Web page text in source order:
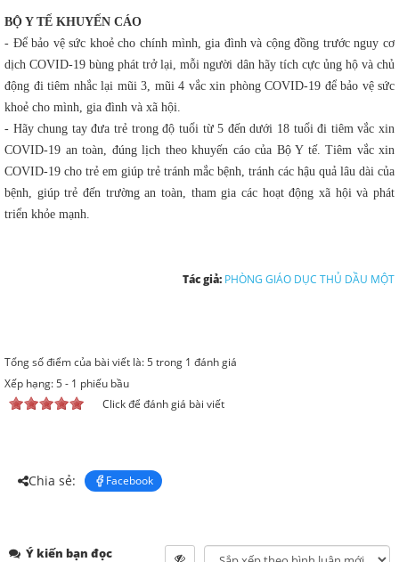
BỘ Y TẾ KHUYẾN CÁO
- Để bảo vệ sức khoẻ cho chính mình, gia đình và cộng đồng trước nguy cơ
dịch COVID-19 bùng phát trở lại, mỗi người dân hãy tích cực ủng hộ và chủ
động đi tiêm nhắc lại mũi 3, mũi 4 vắc xin phòng COVID-19 để bảo vệ sức
khoẻ cho mình, gia đình và xã hội.
- Hãy chung tay đưa trẻ trong độ tuổi từ 5 đến dưới 18 tuổi đi tiêm vắc xin
COVID-19 an toàn, đúng lịch theo khuyến cáo của Bộ Y tế. Tiêm vắc xin
COVID-19 cho trẻ em giúp trẻ tránh mắc bệnh, tránh các hậu quả lâu dài của
bệnh, giúp trẻ đến trường an toàn, tham gia các hoạt động xã hội và phát
triển khỏe mạnh.
Tác giả: PHÒNG GIÁO DỤC THỦ DẦU MỘT
Tổng số điểm của bài viết là: 5 trong 1 đánh giá
Xếp hạng:5- 1 phiếu bầu
Click để đánh giá bài viết
Chia sẻ: Facebook
Ý kiến bạn đọc